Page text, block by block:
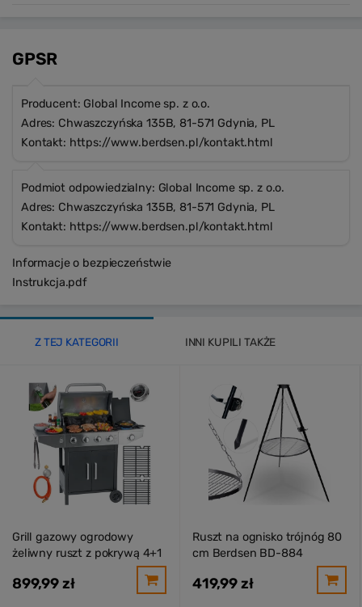
GPSR
Producent: Global Income sp. z o.o.
Adres: Chwaszczyńska 135B, 81-571 Gdynia, PL
Kontakt: https://www.berdsen.pl/kontakt.html
Podmiot odpowiedzialny: Global Income sp. z o.o.
Adres: Chwaszczyńska 135B, 81-571 Gdynia, PL
Kontakt: https://www.berdsen.pl/kontakt.html
Informacje o bezpieczeństwie
Instrukcja.pdf
Z TEJ KATEGORII INNI KUPILI TAKŻE
Grill gazowy ogrodowy
żeliwny ruszt z pokrywą 4+1
palniki Berdsen BD-897
899,99 zł
Ruszt na ognisko trójnóg 80
cm Berdsen BD-884
419,99 zł